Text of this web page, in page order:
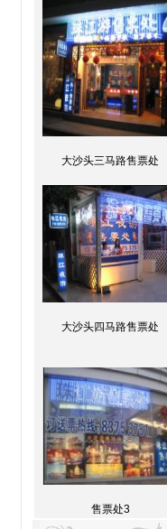
大沙头三马路售票处
大沙头四马路售票处
售票处3